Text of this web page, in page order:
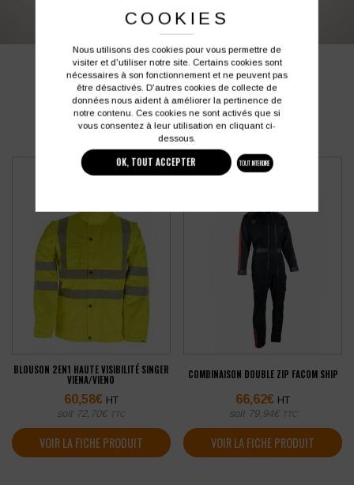
PRODUITS SIMILAIRES
BLOUSON 2EN1 HAUTE VISIBILITÉ SINGER
VIENA/VIENO
60,58€ HT
soit 72,70€ TTC
VOIR LA FICHE PRODUIT
COMBINAISON DOUBLE ZIP FACOM SHIP
66,62€ HT
soit 79,94€ TTC
VOIR LA FICHE PRODUIT
COOKIES
Nous utilisons des cookies pour vous permettre de
visiter et d'utiliser notre site. Certains cookies sont
nécessaires à son fonctionnement et ne peuvent pas
être désactivés. D'autres cookies de collecte de
données nous aident à améliorer la pertinence de
notre contenu. Ces cookies ne sont activés que si
vous consentez à leur utilisation en cliquant ci-
dessous.
OK, TOUT ACCEPTER TOUT INTERDIRE